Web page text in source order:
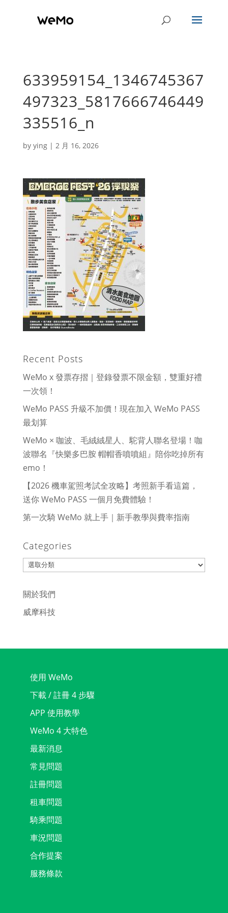
633959154_1346745367
497323_5817666746449
335516_n
by ying| 2 月 16, 2026
Recent Posts
WeMo x 發票存摺｜登錄發票不限金額，雙重好禮
一次領！
WeMo PASS 升級不加價！現在加入 WeMo PASS
最划算
WeMo × 咖波、毛絨絨星人、駝背人聯名登場！咖
波聯名『快樂多巴胺 帽帽香噴噴組』陪你吃掉所有
emo！
【2026 機車駕照考試全攻略】考照新手看這篇，
送你 WeMo PASS 一個月免費體驗！
第一次騎 WeMo 就上手｜新手教學與費率指南
Categories
Categories
關於我們
威摩科技
使用 WeMo
下載 / 註冊 4 步驟
APP 使用教學
WeMo 4 大特色
最新消息
常見問題
註冊問題
租車問題
騎乘問題
車況問題
合作提案
服務條款